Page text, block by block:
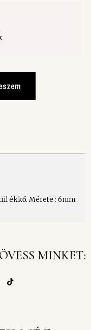
ékkő. Mérete : 6mm
MINKET: